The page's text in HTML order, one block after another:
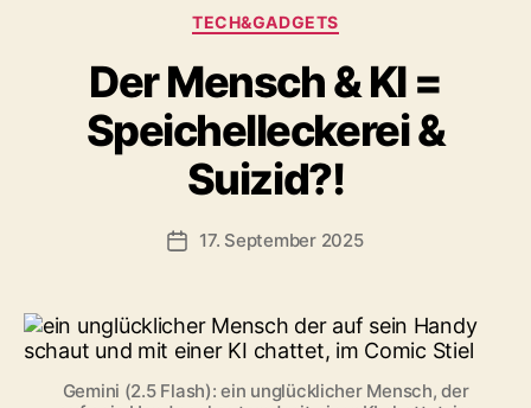
Kategorien
TECH&GADGETS
Der Mensch & KI =
Speichelleckerei &
Suizid?!
Veröffentlichungsdatum
17. September 2025
Gemini (2.5 Flash): ein unglücklicher Mensch, der